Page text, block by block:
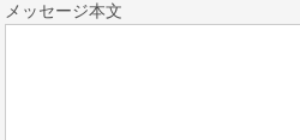
メッセージ本文